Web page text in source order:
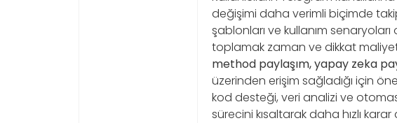
değişimi daha verimli biçimde
şablonları ve kullanım
toplamak zaman ve dikkat
method paylaşım, yapay zeka
üzerinden erişim sağladığı için
kod desteği, veri analizi ve
sürecini kısaltarak daha hızlı karar